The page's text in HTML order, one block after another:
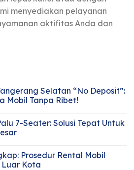
menyediakan pelayanan
aktifitas Anda dan
Selatan “No Deposit”:
Mobil Tanpa Ribet!
7-Seater: Solusi Tepat Untuk
Prosedur Rental Mobil
Luar Kota